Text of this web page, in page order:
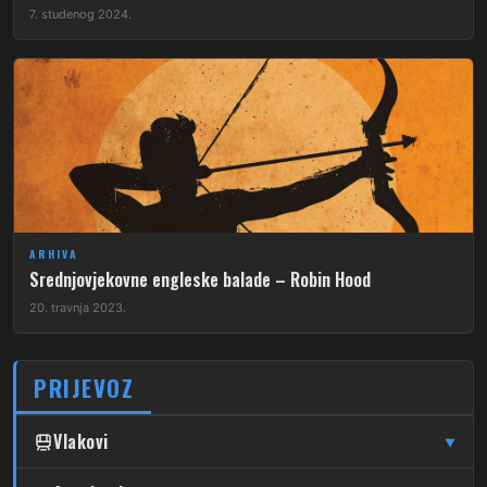
7. studenog 2024.
ARHIVA
Srednjovjekovne engleske balade – Robin Hood
20. travnja 2023.
PRIJEVOZ
Vlakovi ▼